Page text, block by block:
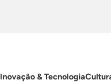
Inovação & Tecnologia